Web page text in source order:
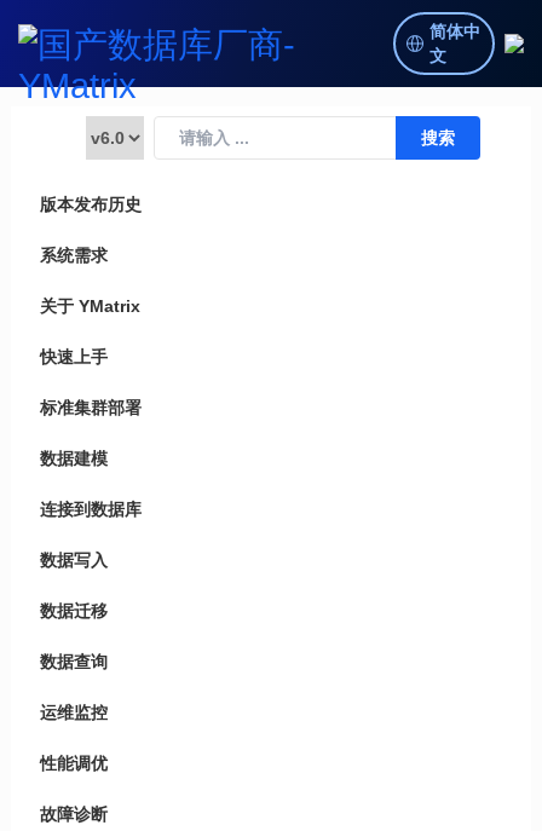
简体中
文
版本发布历史
系统需求
关于 YMatrix
快速上手
标准集群部署
数据建模
连接到数据库
数据写入
数据迁移
数据查询
运维监控
性能调优
故障诊断